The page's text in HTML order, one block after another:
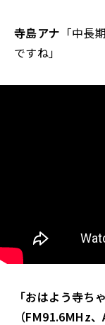
寺島アナ 「中長
ですね」
「おはよう寺ち
（FM91.6MHz